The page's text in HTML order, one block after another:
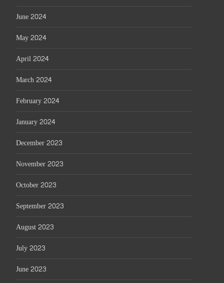
June 2024
May 2024
April 2024
March 2024
February 2024
January 2024
December 2023
November 2023
October 2023
September 2023
August 2023
July 2023
June 2023